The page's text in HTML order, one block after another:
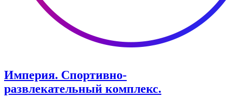
Империя. Спортивно-
развлекательный комплекс.